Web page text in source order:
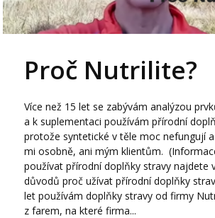
Proč Nutrilite?
Více než 15 let se zabývám analýzou
a k suplementaci používám přírodní
protože syntetické v těle moc nefungují
mi osobně, ani mým klientům.
používat přírodní doplňky stravy najdete
důvodů proč užívat přírodní doplňky
let používám doplňky stravy od firmy
z farem, na které firma...